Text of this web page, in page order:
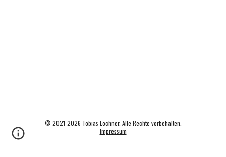
© 2021-2026 Tobias Lochner. Alle Rechte vorbehalten.
Impressum